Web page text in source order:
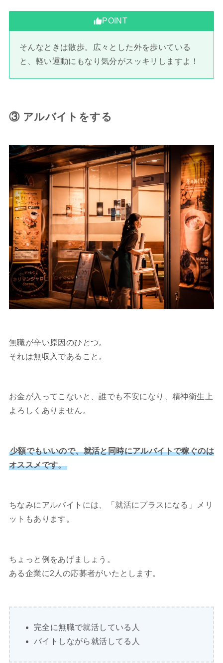
POINT
そんなときは散歩。広々とした外を歩いている
と、軽い運動にもなり気分がスッキリしますよ！
③ アルバイトをする
無職が辛い原因のひとつ。
それは無収入であること。
お金が入ってこないと、誰でも不安になり、精神衛生上
よろしくありません。
少額でもいいので、就活と同時にアルバイトで稼ぐのは
オススメです。
ちなみにアルバイトには、「就活にプラスになる」メリ
ットもあります。
ちょっと例をあげましょう。
ある企業に2人の応募者がいたとします。
完全に無職で就活している人
バイトしながら就活してる人